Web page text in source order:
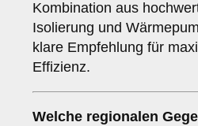
Kombination aus
Isolierung und
klare Empfehlung für
Effizienz.
Welche regionalen